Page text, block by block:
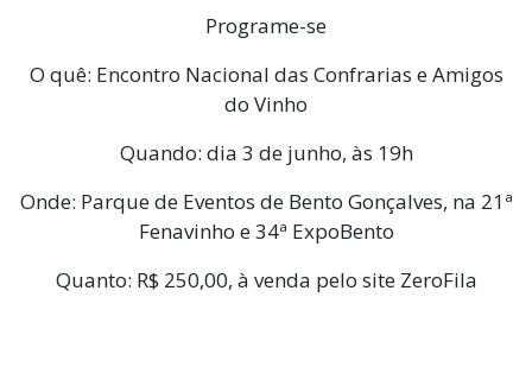
Programe-se
O quê: Encontro Nacional das Confrarias e Amigos
do Vinho
Quando: dia 3 de junho, às 19h
Onde: Parque de Eventos de Bento Gonçalves, na 21ª
Fenavinho e 34ª ExpoBento
Quanto: R$ 250,00, à venda pelo site ZeroFila